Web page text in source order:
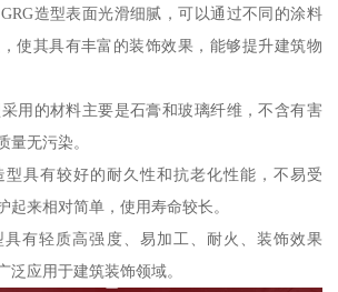
造型表面光滑细腻，可以通过不同的涂料
使其具有丰富的装饰效果，能够提升建筑物
用的材料主要是石膏和玻璃纤维，不含有害
量无污染。
型具有较好的耐久性和抗老化性能，不易受
起来相对简单，使用寿命较长。
具有轻质高强度、易加工、耐火、装饰效果
泛应用于建筑装饰领域。